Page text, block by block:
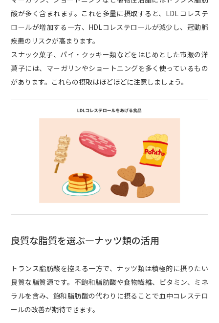
酸が多く含まれます。これを多量に摂取すると、LDL コレステ
ロールが増加する一方、HDLコレステロールが減少し、冠動脈
疾患のリスクが高まります。
スナック菓子、パイ・クッキー類などをはじめとした市販の洋
菓子には、マーガリンやショートニングを多く使っているもの
があります。これらの摂取はほどほどに注意しましょう。
良質な脂質を選ぶ―ナッツ類の活用
トランス脂肪酸を控える一方で、ナッツ類は積極的に摂りたい
良質な脂質源です。不飽和脂肪酸や食物繊維、ビタミン、ミネ
ラルを含み、飽和脂肪酸の代わりに摂ることで血中コレステロ
ールの改善が期待できます。